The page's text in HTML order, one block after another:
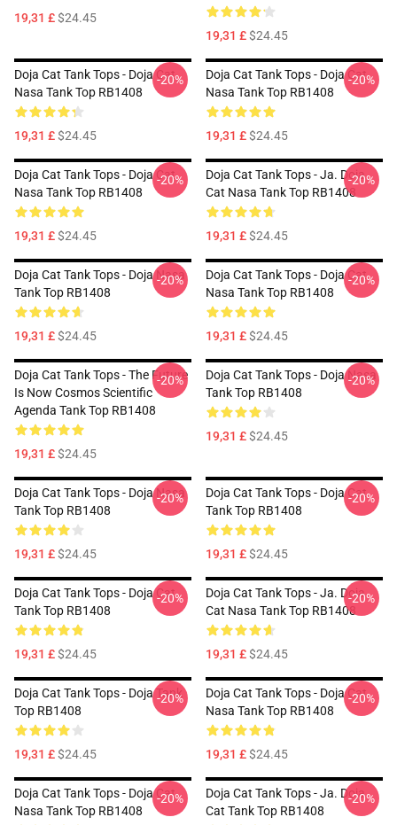
19,31 £$24.45
19,31 £$24.45
Doja Cat Tank Tops - Doja Cat
Nasa Tank Top RB1408
19,31 £$24.45
-20%
Doja Cat Tank Tops - Doja Cat
Nasa Tank Top RB1408
19,31 £$24.45
-20%
Doja Cat Tank Tops - Doja Cat
Nasa Tank Top RB1408
19,31 £$24.45
-20%
Doja Cat Tank Tops - Ja. Doja
Cat Nasa Tank Top RB1408
19,31 £$24.45
-20%
Doja Cat Tank Tops - Doja Nasa
Tank Top RB1408
19,31 £$24.45
-20%
Doja Cat Tank Tops - Doja Cat
Nasa Tank Top RB1408
19,31 £$24.45
-20%
Doja Cat Tank Tops - The Future
Is Now Cosmos Scientific
Agenda Tank Top RB1408
19,31 £$24.45
-20%
Doja Cat Tank Tops - Doja Nasa
Tank Top RB1408
19,31 £$24.45
-20%
Doja Cat Tank Tops - Doja Nasa
Tank Top RB1408
19,31 £$24.45
-20%
Doja Cat Tank Tops - Doja Cat
Tank Top RB1408
19,31 £$24.45
-20%
Doja Cat Tank Tops - Doja Cat
Tank Top RB1408
19,31 £$24.45
-20%
Doja Cat Tank Tops - Ja. Doja
Cat Nasa Tank Top RB1408
19,31 £$24.45
-20%
Doja Cat Tank Tops - Doja Tank
Top RB1408
19,31 £$24.45
-20%
Doja Cat Tank Tops - Doja Cat
Nasa Tank Top RB1408
19,31 £$24.45
-20%
Doja Cat Tank Tops - Doja Cat
Nasa Tank Top RB1408
-20%
Doja Cat Tank Tops - Ja. Doja
Cat Tank Top RB1408
-20%